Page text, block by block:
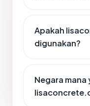
Apakah
digunakan?
Negara mana